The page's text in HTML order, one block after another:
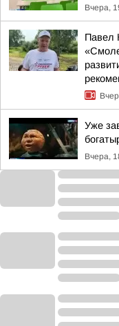
Вчера,
Павел
Уже
Вчера,